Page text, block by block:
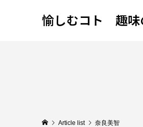
愉しむコト 趣
Article list 奈良美智